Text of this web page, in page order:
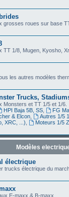
grosses roues sur base
TT 1/8, Mugen, Kyosho,
les autres modèles
Trucks,
Monsters et TT 1/5 et 1/6.
HPI Baja 5B, SS, FG
& Elcon
Autres 1/5
XRC, ...)
Moteurs 1/5
Modèles
électrique
trucks électrique du
E-maxx & B-maxx